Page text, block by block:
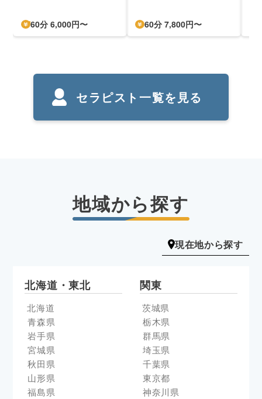
60分 6,000円〜 60分 7,800円〜
セラピスト一覧を見る
地域から探す
現在地から探す
北海道・東北
北海道
青森県
岩手県
宮城県
秋田県
山形県
福島県
関東
茨城県
栃木県
群馬県
埼玉県
千葉県
東京都
神奈川県